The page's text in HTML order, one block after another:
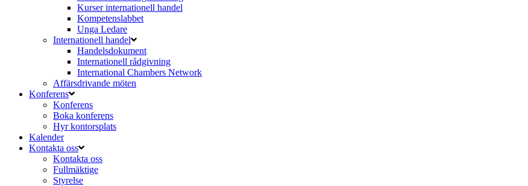
Kurser internationell handel
Kompetenslabbet
Unga Ledare
Internationell handel
Handelsdokument
Internationell rådgivning
International Chambers Network
Affärsdrivande möten
Konferens
Konferens
Boka konferens
Hyr kontorsplats
Kalender
Kontakta oss
Kontakta oss
Fullmäktige
Styrelse